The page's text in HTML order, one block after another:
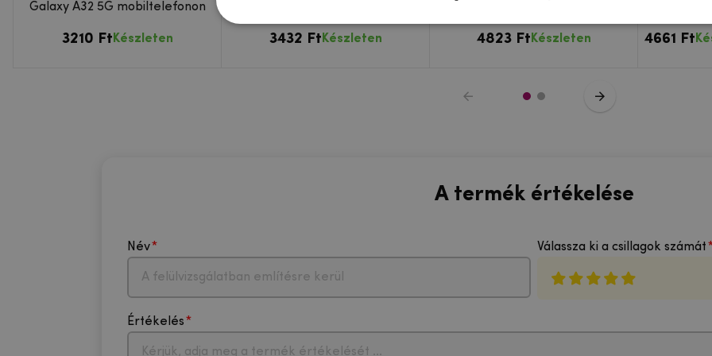
Galaxy A32 5G mobiltelefonon
3210 Ft Készleten 3432 Ft Készleten
A32 5G - fekete
4823 Ft Készleten
M12/
4661 Ft
A termék értékelése
Név Válassza ki a csillagok számát
Értékelés